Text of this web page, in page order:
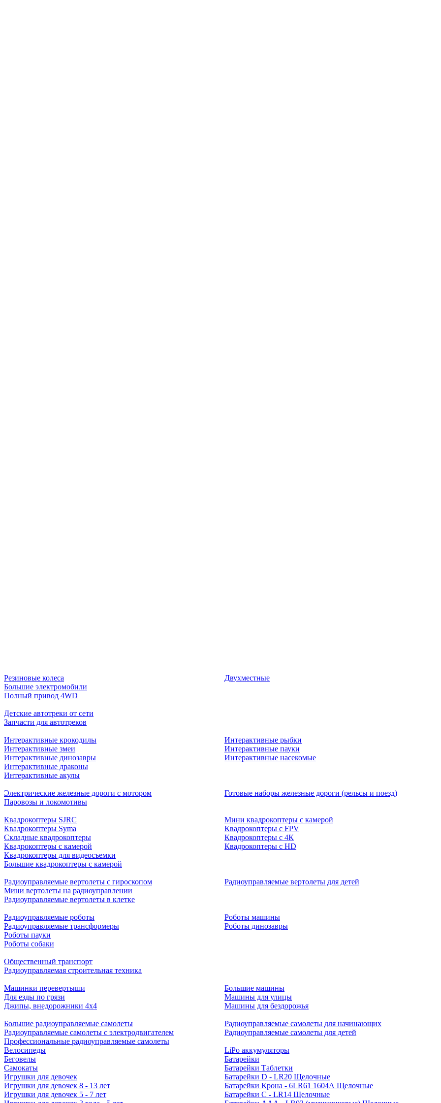
Резиновые колеса
Большие электромобили
Полный привод 4WD
Двухместные
Детские автотреки от сети
Запчасти для автотреков
Интерактивные крокодилы
Интерактивные змеи
Интерактивные динозавры
Интерактивные драконы
Интерактивные акулы
Интерактивные рыбки
Интерактивные пауки
Интерактивные насекомые
Электрические железные дороги с мотором
Паровозы и локомотивы
Готовые наборы железные дороги (рельсы и поезд)
Квадрокоптеры SJRC
Квадрокоптеры Syma
Складные квадрокоптеры
Квадрокоптеры с камерой
Квадрокоптеры для видеосъемки
Большие квадрокоптеры с камерой
Мини квадрокоптеры с камерой
Квадрокоптеры с FPV
Квадрокоптеры с 4К
Квадрокоптеры с HD
Радиоуправляемые вертолеты с гироскопом
Мини вертолеты на радиоуправлении
Радиоуправляемые вертолеты в клетке
Радиоуправляемые вертолеты для детей
Радиоуправляемые роботы
Радиоуправляемые трансформеры
Роботы пауки
Роботы собаки
Роботы машины
Роботы динозавры
Общественный транспорт
Радиоуправляемая строительная техника
Машинки перевертыши
Для езды по грязи
Джипы, внедорожники 4x4
Большие машины
Машины для улицы
Машины для бездорожья
Большие радиоуправляемые самолеты
Радиоуправляемые самолеты с электродвигателем
Профессиональные радиоуправляемые самолеты
Радиоуправляемые самолеты для начинающих
Радиоуправляемые самолеты для детей
Велосипеды
Беговелы
Самокаты
Игрушки для девочек
Игрушки для девочек 8 - 13 лет
Игрушки для девочек 5 - 7 лет
LiPo аккумуляторы
Батарейки
Батарейки Таблетки
Батарейки D - LR20 Щелочные
Батарейки Крона - 6LR61 1604A Щелочные
Батарейки C - LR14 Щелочные